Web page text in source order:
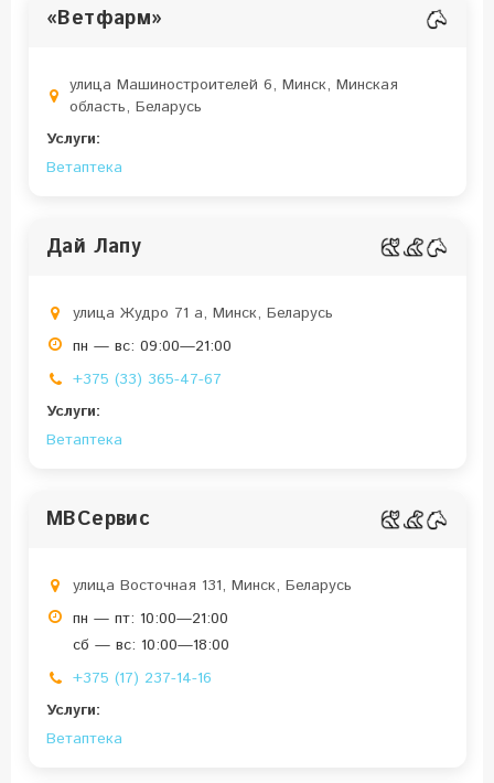
«Ветфарм»
улица Машиностроителей 6, Минск, Минская
область, Беларусь
Услуги:
Ветаптека
Дай Лапу
улица Жудро 71 a, Минск, Беларусь
пн — вс: 09:00—21:00
+375 (33) 365-47-67
Услуги:
Ветаптека
МВСервис
улица Восточная 131, Минск, Беларусь
пн — пт: 10:00—21:00
сб — вс: 10:00—18:00
+375 (17) 237-14-16
Услуги:
Ветаптека